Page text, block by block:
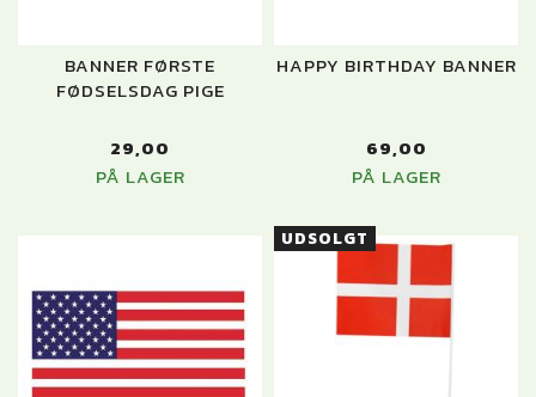
BANNER FØRSTE
FØDSELSDAG PIGE
29,00
PÅ LAGER
HAPPY BIRTHDAY BANNER
69,00
PÅ LAGER
UDSOLGT